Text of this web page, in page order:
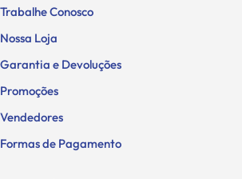
Trabalhe Conosco
Nossa Loja
Garantia e Devoluções
Promoções
Vendedores
Formas de Pagamento